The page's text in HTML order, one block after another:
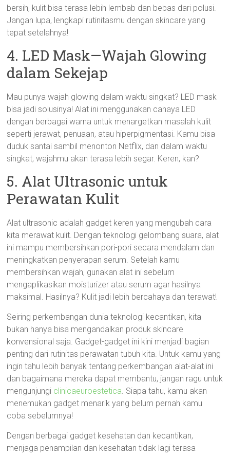
bersih, kulit bisa terasa lebih lembab dan bebas dari polusi.
Jangan lupa, lengkapi rutinitasmu dengan skincare yang
tepat setelahnya!
4. LED Mask—Wajah Glowing
dalam Sekejap
Mau punya wajah glowing dalam waktu singkat? LED mask
bisa jadi solusinya! Alat ini menggunakan cahaya LED
dengan berbagai warna untuk menargetkan masalah kulit
seperti jerawat, penuaan, atau hiperpigmentasi. Kamu bisa
duduk santai sambil menonton Netflix, dan dalam waktu
singkat, wajahmu akan terasa lebih segar. Keren, kan?
5. Alat Ultrasonic untuk
Perawatan Kulit
Alat ultrasonic adalah gadget keren yang mengubah cara
kita merawat kulit. Dengan teknologi gelombang suara, alat
ini mampu membersihkan pori-pori secara mendalam dan
meningkatkan penyerapan serum. Setelah kamu
membersihkan wajah, gunakan alat ini sebelum
mengaplikasikan moisturizer atau serum agar hasilnya
maksimal. Hasilnya? Kulit jadi lebih bercahaya dan terawat!
Seiring perkembangan dunia teknologi kecantikan, kita
bukan hanya bisa mengandalkan produk skincare
konvensional saja. Gadget-gadget ini kini menjadi bagian
penting dari rutinitas perawatan tubuh kita. Untuk kamu yang
ingin tahu lebih banyak tentang perkembangan alat-alat ini
dan bagaimana mereka dapat membantu, jangan ragu untuk
mengunjungi clinicaeuroestetica. Siapa tahu, kamu akan
menemukan gadget menarik yang belum pernah kamu
coba sebelumnya!
Dengan berbagai gadget kesehatan dan kecantikan,
menjaga penampilan dan kesehatan tidak lagi terasa